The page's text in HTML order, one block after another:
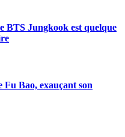
BTS Jungkook est quelque
Bao, exauçant son